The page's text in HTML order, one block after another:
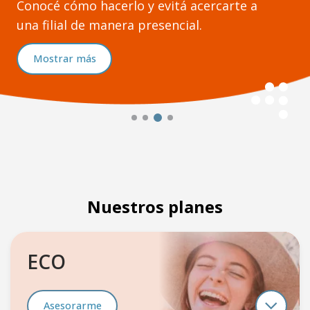
Conocé cómo hacerlo y evitá acercarte a
una filial de manera presencial.
Mostrar más
Nuestros planes
ECO
Asesorarme